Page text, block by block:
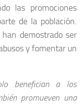
las promociones
de la población.
demostrado ser
y fomentar un
benefician a los
promueven una